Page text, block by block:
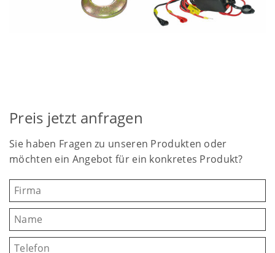
Preis jetzt anfragen
Sie haben Fragen zu unseren Produkten oder
möchten ein Angebot für ein konkretes Produkt?